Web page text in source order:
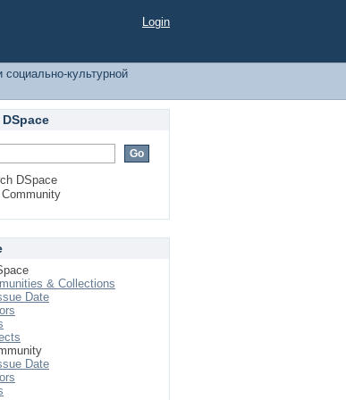
by
Login
социально-культурной
DSpace
& Collections
Date
Date